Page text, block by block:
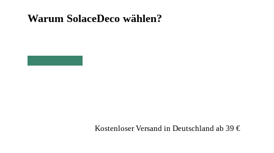
Warum SolaceDeco wählen?
Kostenloser Versand in Deutschland ab 39 €